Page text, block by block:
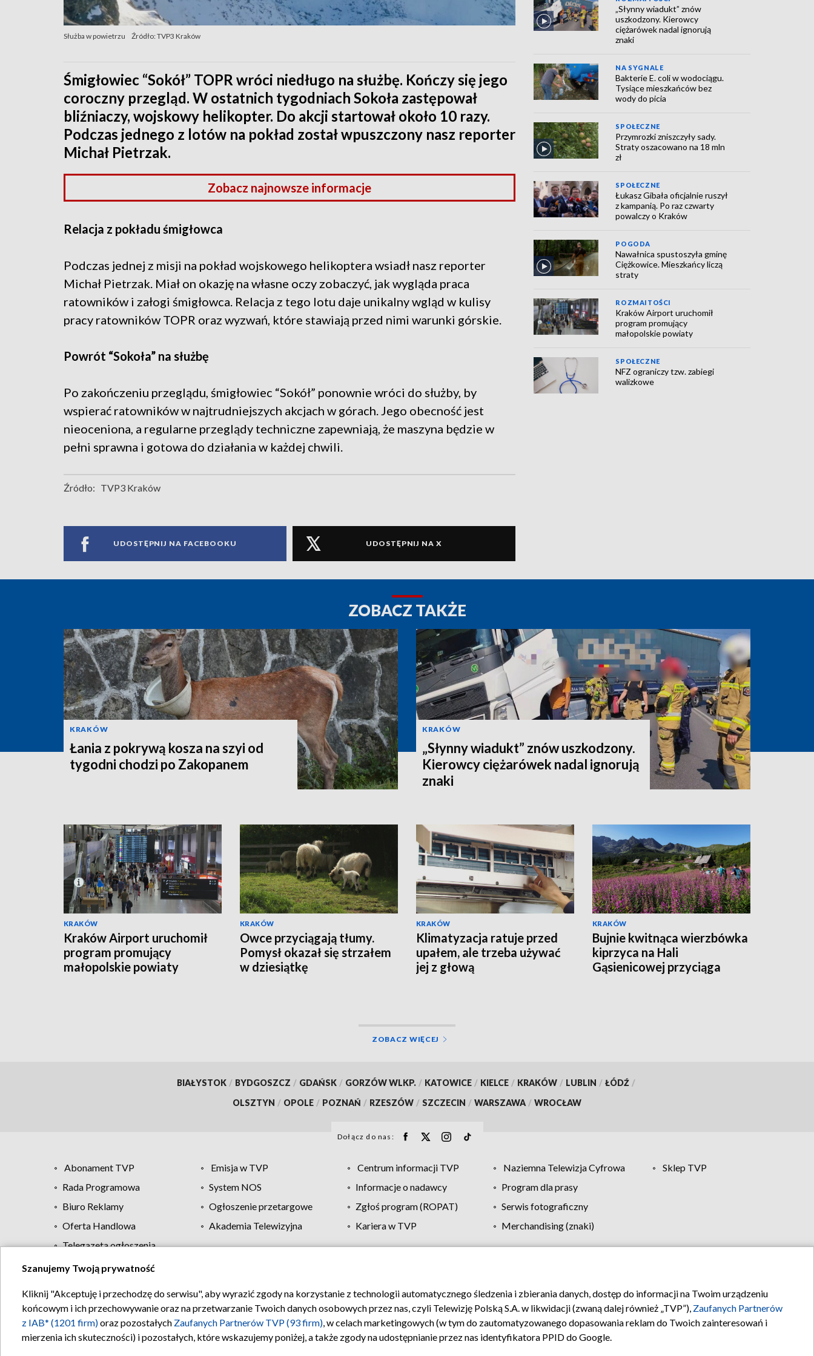
Służba w powietrzu Źródło: TVP3 Kraków
Śmigłowiec “Sokół” TOPR wróci niedługo na służbę. Kończy się jego
coroczny przegląd. W ostatnich tygodniach Sokoła zastępował
bliźniaczy, wojskowy helikopter. Do akcji startował około 10 razy.
Podczas jednego z lotów na pokład został wpuszczony nasz reporter
Michał Pietrzak.
Zobacz najnowsze informacje
Relacja z pokładu śmigłowca
Podczas jednej z misji na pokład wojskowego helikoptera wsiadł nasz reporter
Michał Pietrzak. Miał on okazję na własne oczy zobaczyć, jak wygląda praca
ratowników i załogi śmigłowca. Relacja z tego lotu daje unikalny wgląd w kulisy
pracy ratowników TOPR oraz wyzwań, które stawiają przed nimi warunki górskie.
Powrót “Sokoła” na służbę
Po zakończeniu przeglądu, śmigłowiec “Sokół” ponownie wróci do służby, by
wspierać ratowników w najtrudniejszych akcjach w górach. Jego obecność jest
nieoceniona, a regularne przeglądy techniczne zapewniają, że maszyna będzie w
pełni sprawna i gotowa do działania w każdej chwili.
Źródło: TVP3 Kraków
UDOSTĘPNIJ NA FACEBOOKU UDOSTĘPNIJ NA X
„Słynny wiadukt” znów
uszkodzony. Kierowcy
ciężarówek nadal ignorują
znaki
NA SYGNALE
Bakterie E. coli w wodociągu.
Tysiące mieszkańców bez
wody do picia
SPOŁECZNE
Przymrozki zniszczyły sady.
Straty oszacowano na 18 mln
zł
SPOŁECZNE
Łukasz Gibała oficjalnie ruszył
z kampanią. Po raz czwarty
powalczy o Kraków
POGODA
Nawałnica spustoszyła gminę
Ciężkowice. Mieszkańcy liczą
straty
ROZMAITOŚCI
Kraków Airport uruchomił
program promujący
małopolskie powiaty
SPOŁECZNE
NFZ ograniczy tzw. zabiegi
walizkowe
ZOBACZ TAKŻE
KRAKÓW
Łania z pokrywą kosza na szyi od
tygodni chodzi po Zakopanem
KRAKÓW
„Słynny wiadukt” znów uszkodzony.
Kierowcy ciężarówek nadal ignorują
znaki
KRAKÓW
Kraków Airport uruchomił
program promujący
małopolskie powiaty
KRAKÓW
Owce przyciągają tłumy.
Pomysł okazał się strzałem
w dziesiątkę
KRAKÓW
Klimatyzacja ratuje przed
upałem, ale trzeba używać
jej z głową
KRAKÓW
Bujnie kwitnąca wierzbówka
kiprzyca na Hali
Gąsienicowej przyciąga
ZOBACZ WIĘCEJ
BIAŁYSTOK / BYDGOSZCZ / GDAŃSK / GORZÓW WLKP. / KATOWICE / KIELCE / KRAKÓW / LUBLIN / ŁÓDŹ /
OLSZTYN / OPOLE / POZNAŃ / RZESZÓW / SZCZECIN / WARSZAWA / WROCŁAW
Dołącz do nas:
Abonament TVP Emisja w TVP Centrum informacji TVP Naziemna Telewizja Cyfrowa
Sklep TVP
Rada Programowa
System NOS Informacje o nadawcy
Program dla prasy
Biuro Reklamy
Ogłoszenie przetargowe Zgłoś program (ROPAT)
Serwis fotograficzny
Oferta Handlowa
Akademia Telewizyjna Kariera w TVP
Merchandising (znaki)
Telegazeta ogłoszenia
Regulamin TVP Polityka prywatności Moje zgody Pomoc Biuro reklamy Kontakt
Szanujemy Twoją prywatność
Kliknij "Akceptuję i przechodzę do serwisu", aby wyrazić zgody na korzystanie z technologii automatycznego śledzenia i zbierania danych, dostęp do informacji na Twoim urządzeniu
końcowym i ich przechowywanie oraz na przetwarzanie Twoich danych osobowych przez nas, czyli Telewizję Polską S.A. w likwidacji (zwaną dalej również „TVP”), Zaufanych Partnerów
z IAB* (1201 firm)oraz pozostałych Zaufanych Partnerów TVP (93 firm), w celach marketingowych (w tym do zautomatyzowanego dopasowania reklam do Twoich zainteresowań i
mierzenia ich skuteczności) i pozostałych, które wskazujemy poniżej, a także zgody na udostępnianie przez nas identyfikatora PPID do Google.